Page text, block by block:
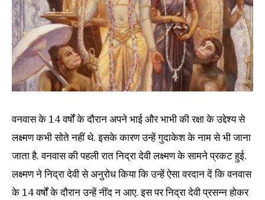
वनवास के 14 वर्षों के दौरान अपने भाई और भाभी की रक्षा के उद्देश्य से
लक्ष्मण कभी सोते नहीं थे. इसके कारण उन्हें गुदाकेश के नाम से भी जाना
जाता है. वनवास की पहली रात निद्रा देवी लक्ष्मण के सामने प्रकट हुई.
लक्ष्मण ने निद्रा देवी से अनुरोध किया कि उन्हें ऐसा वरदान दें कि वनवास
के 14 वर्षों के दौरान उन्हें नींद न आए. इस पर निद्रा देवी प्रसन्न होकर